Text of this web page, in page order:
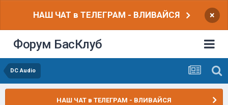
НАШ ЧАТ в ТЕЛЕГРАМ - ВЛИВАЙСЯ ×
Форум БасКлуб
DC Audio
НАШ ЧАТ в ТЕЛЕГРАМ - ВЛИВАЙСЯ